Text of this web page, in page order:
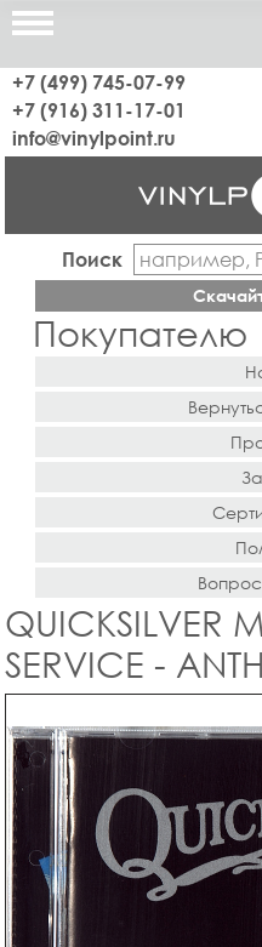
+7 (499) 745-07-99
+7 (916) 311-17-01
info@vinylpoint.ru
Поиск
Покупателю
QUICKSILVER
SERVICE -